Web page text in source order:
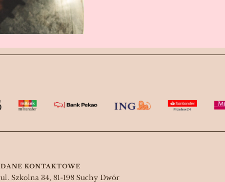
DANE KONTAKTOWE
ul. Szkolna 34, 81-198 Suchy Dwór